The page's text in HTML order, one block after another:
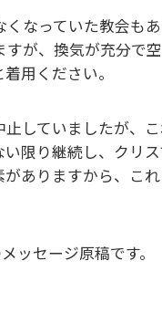
なっていた教会も
が、換気が充分で
用ください。
していましたが、
限り継続し、クリ
ありますから、こ
ッセージ原稿です。